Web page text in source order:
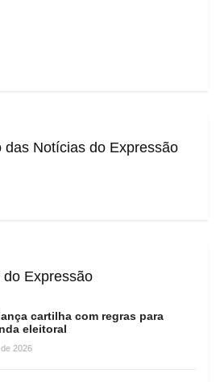
das Notícias do Expressão
Expressão
cartilha com regras para
eleitoral
2026